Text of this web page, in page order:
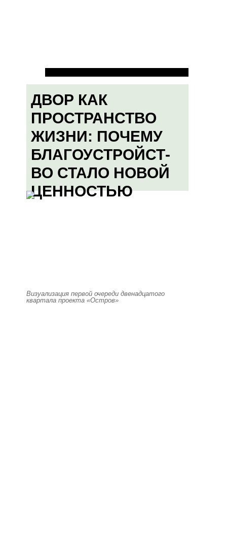
ДВОР КАК
ПРОСТРАНСТВО
ЖИЗНИ: ПОЧЕМУ
БЛАГОУСТРОЙСТ-
ВО СТАЛО НОВОЙ
ЦЕННОСТЬЮ
Визуализация первой очереди двенадцатого
квартала проекта «Остров»